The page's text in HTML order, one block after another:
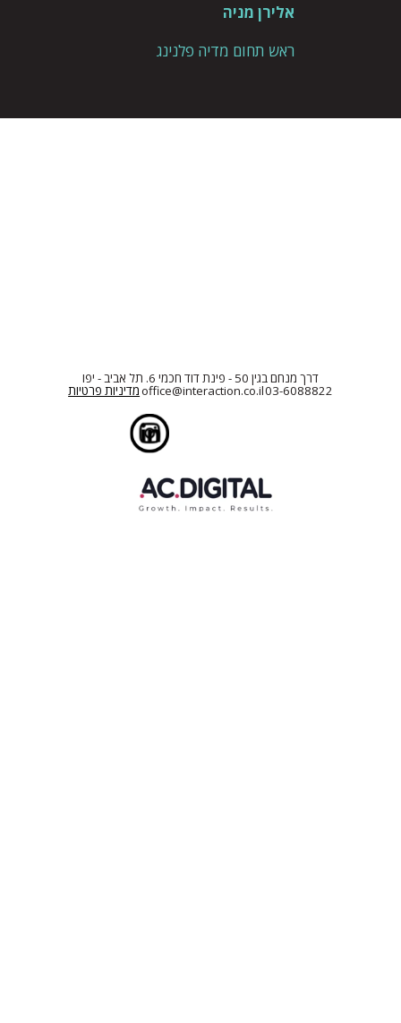
אלירן מניה
ראש תחום מדיה פלנינג
דרך מנחם בגין 50 - פינת דוד חכמי 6. תל אביב - יפו
מדיניות פרטיותoffice@interaction.co.il03-6088822